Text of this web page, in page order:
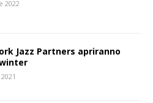
2022
Jazz Partners apriranno